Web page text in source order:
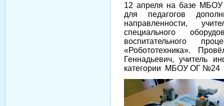
12 апреля на базе МБОУ
для педагогов
направленности,
специального
воспитательного
«Робототехника».
Геннадьевич, учитель
категории МБОУ ОГ №24